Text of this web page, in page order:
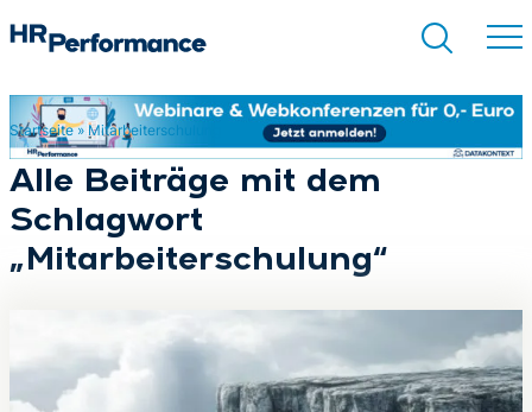
Suchen
Startseite» Mitarbeiterschulung
Alle Beiträge mit dem
Schlagwort
„Mitarbeiterschulung“